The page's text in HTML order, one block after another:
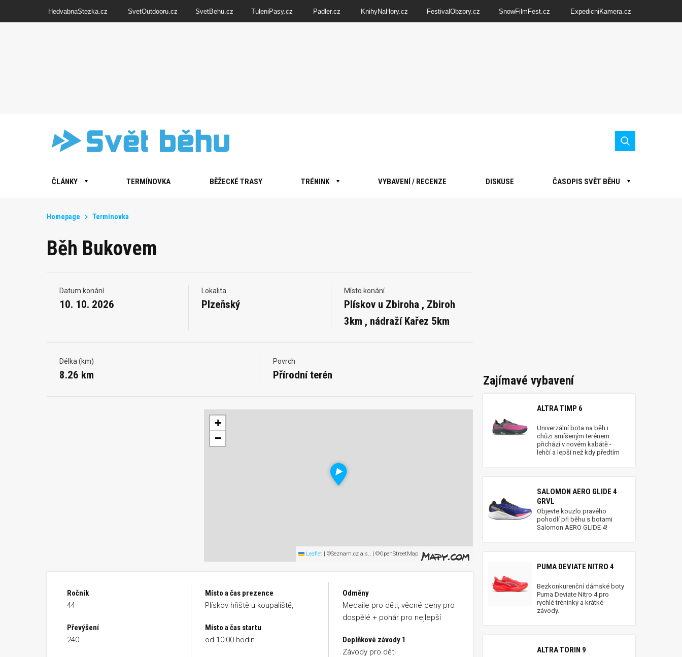
HedvabnaStezka.cz SvetOutdooru.cz SvetBehu.cz TuleniPasy.cz Padler.cz KnihyNaHory.cz FestivalObzory.cz SnowFilmFest.cz ExpedicniKamera.cz
ČLÁNKY TERMÍNOVKA BĚŽECKÉ TRASY TRÉNINK VYBAVENÍ / RECENZE DISKUSE ČASOPIS SVĚT BĚHU
Homepage Termínovka
Běh Bukovem
Datum konání
10. 10. 2026
Lokalita
Plzeňský
Místo konání
Plískov u Zbiroha , Zbiroh
3km , nádraží Kařez 5km
Délka (km)
8.26 km
Povrch
Přírodní terén
+
−
Leaflet | ©Seznam.cz a.s., | ©OpenStreetMap
Ročník
44
Převýšení
240
Místo a čas prezence
Plískov hřiště u koupaliště,
Místo a čas startu
od 10:00 hodin
Odměny
Medaile pro děti, věcné ceny pro
dospělé + pohár pro nejlepší
Doplňkové závody 1
Závody pro děti
Zajímavé vybavení
ALTRA TIMP 6
Univerzální bota na běh i
chůzi smíšeným terénem
přichází v novém kabátě -
lehčí a lepší než kdy předtím
SALOMON AERO GLIDE 4
GRVL
Objevte kouzlo pravého
pohodlí při běhu s botami
Salomon AERO GLIDE 4!
PUMA DEVIATE NITRO 4
Bezkonkurenční dámské boty
Puma Deviate Nitro 4 pro
rychlé tréninky a krátké
závody.
ALTRA TORIN 9